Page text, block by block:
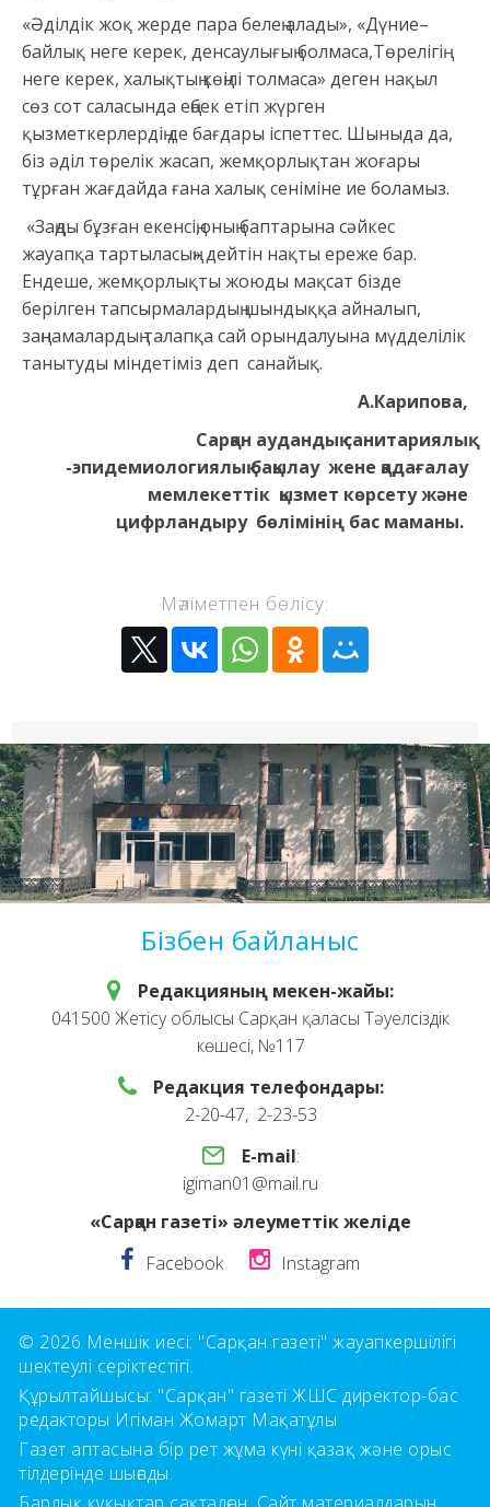
«Әділдік жоқ жерде пара белең алады», «Дүние–
байлық неге керек, денсаулығың болмаса,Төрелігің
неге керек, халықтың көңілі толмаса» деген нақыл
сөз сот саласында еңбек етіп жүрген
қызметкерлердің де бағдары іспеттес. Шыныда да,
біз әділ төрелік жасап, жемқорлықтан жоғары
тұрған жағдайда ғана халық сеніміне ие боламыз.
«Заңды бұзған екенсің,оның баптарына сәйкес
жауапқа тартыласың» дейтін нақты ереже бар.
Ендеше, жемқорлықты жоюды мақсат бізде
берілген тапсырмалардың шындыққа айналып,
заңнамалардың талапқа сай орындалуына мүдделілік
танытуды міндетіміз деп санайық.
А.Карипова,
Сарқан аудандық санитариялық
-эпидемиологиялық бақылау жене қадағалау
мемлекеттік қызмет көрсету және
цифрландыру бөлімінің бас маманы.
Мәліметпен бөлісу:
Бізбен байланыс
Редакцияның мекен-жайы:
041500 Жетісу облысы Сарқан қаласы Тәуелсіздік
көшесі, №117
Редакция телефондары:
2-20-47, 2-23-53
E-mail:
igiman01@mail.ru
«Сарқан газеті» әлеуметтік желіде
Facebook
Instagram
© 2026 Меншік иесі: "Сарқан газеті" жауапкершілігі
шектеулі серіктестігі.
Құрылтайшысы: "Сарқан" газеті ЖШС директор-бас
редакторы Игіман Жомарт Мақатұлы
Газет аптасына бір рет жұма күні қазақ және орыс
тілдерінде шығады.